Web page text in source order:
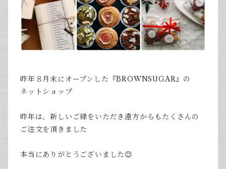
昨年８月末にオープンした『BROWNSUGAR』の
ネットショップ
昨年は、新しいご縁をいただき遠方からもたくさんの
ご注文を頂きました
本当にありがとうございました😊